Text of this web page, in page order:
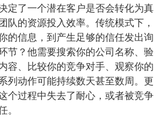
定了一个潜在客户是否会转化为真
队的资源投入效率。传统模式下，
的信息，到产生足够的信任发出询
节？他需要搜索你的公司名称、验
容、比较你的竞争对手、观察你的
动作可能持续数天甚至数周。更
个过程中失去了耐心，或者被竞争
。